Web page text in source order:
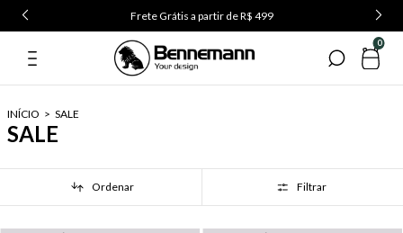
Use o cupom PRIMEIRA5 na primeira compra
0
INÍCIO > SALE
SALE
Ordenar Filtrar